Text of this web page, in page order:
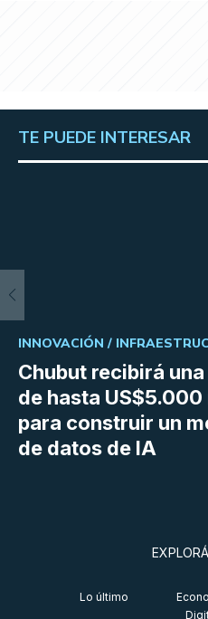
TE PUEDE INTERESAR
Chubut recibirá
de hasta
para construir un
de datos de IA
INNOVACIÓN /
EXPLORÁ
Lo último